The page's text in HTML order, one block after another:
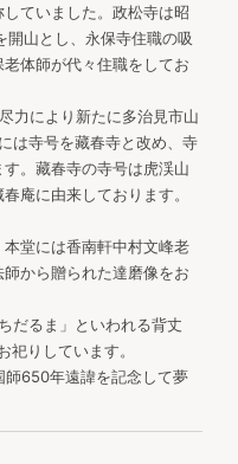
ていました。政松寺は昭
山とし、永保寺住職の吸
体師が代々住職をしてお
力により新たに多治見市山
は寺号を藏春寺と改め、寺
。藏春寺の寺号は虎渓山
庵に由来しております。
堂には香南軒中村文峰老
から贈られた達磨像をお
だるま」といわれる背丈
りしています。
師650年遠諱を記念して夢